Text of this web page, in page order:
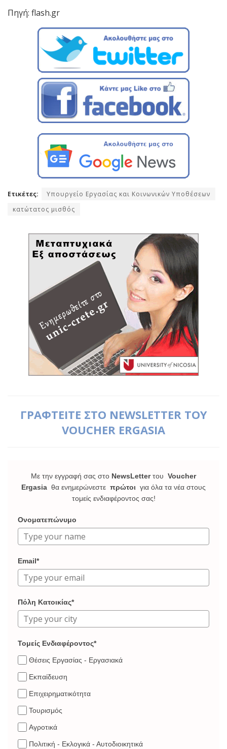
Πηγή: flash.gr
Ετικέτες:
Υπουργείο Εργασίας και Κοινωνικών Υποθέσεων
κατώτατος μισθός
ΓΡΑΦΤΕΙΤΕ ΣΤΟ NEWSLETTER ΤΟΥ
VOUCHER ERGASIA
Με την εγγραφή σας στο NewsLetterτου Voucher
Ergasia θα ενημερώνεστε πρώτοι για όλα τα νέα στους
τομείς ενδιαφέροντος σας!
Ονοματεπώνυμο
Email*
Πόλη Κατοικίας*
Τομείς Ενδιαφέροντος*
Θέσεις Εργασίας - Εργασιακά
Εκπαίδευση
Επιχειρηματικότητα
Τουρισμός
Αγροτικά
Πολιτική - Εκλογικά - Αυτοδιοικητικά